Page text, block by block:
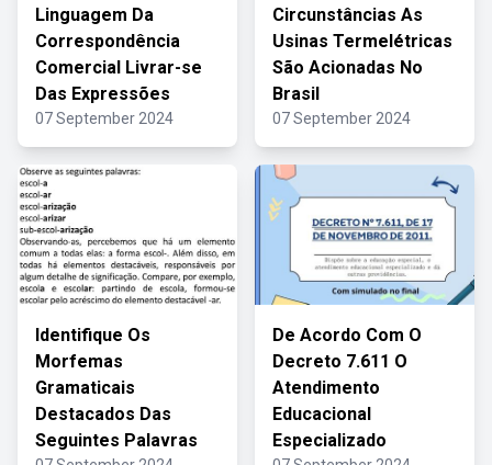
Linguagem Da
Correspondência
Comercial Livrar-se
Das Expressões
07 September 2024
Circunstâncias As
Usinas Termelétricas
São Acionadas No
Brasil
07 September 2024
Identifique Os
Morfemas
Gramaticais
Destacados Das
Seguintes Palavras
De Acordo Com O
Decreto 7.611 O
Atendimento
Educacional
Especializado